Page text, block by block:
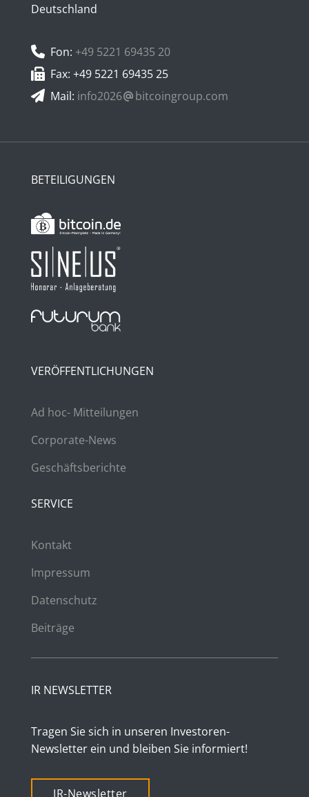
Deutschland
Fon: +49 5221 69435 20
Fax: +49 5221 69435 25
Mail: info2026 bitcoingroup.com
BETEILIGUNGEN
VERÖFFENTLICHUNGEN
Ad hoc- Mitteilungen
Corporate-News
Geschäftsberichte
SERVICE
Kontakt
Impressum
Datenschutz
Beiträge
IR NEWSLETTER
Tragen Sie sich in unseren Investoren-
Newsletter ein und bleiben Sie informiert!
IR-Newsletter